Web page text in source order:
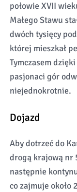
połowie XVII
Małego Stawu
dwóch tysięcy
której mieszkał
Tymczasem
pasjonaci gór
niejednokrotnie.
Dojazd
Aby dotrzeć do
drogą krajową nr
następnie
co zajmuje około